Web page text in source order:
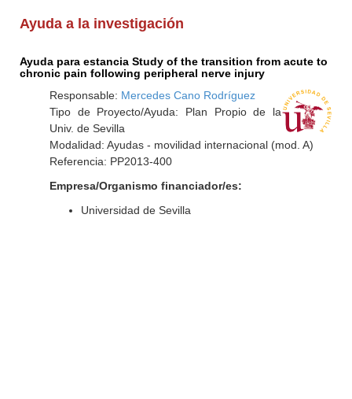
Ayuda a la investigación
Ayuda para estancia Study of the transition from acute to
chronic pain following peripheral nerve injury
Responsable: Mercedes Cano Rodríguez
Tipo de Proyecto/Ayuda: Plan Propio de la
Univ. de Sevilla
Modalidad: Ayudas - movilidad internacional (mod. A)
Referencia: PP2013-400
Empresa/Organismo financiador/es:
Universidad de Sevilla